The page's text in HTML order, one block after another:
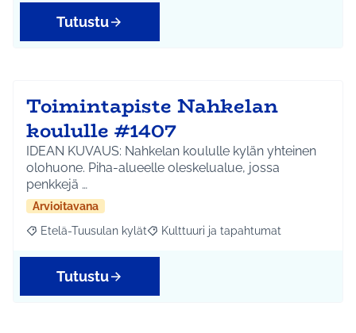
Tutustu
Toimintapiste Nahkelan
koululle #1407
IDEAN KUVAUS: Nahkelan koululle kylän yhteinen
olohuone. Piha-alueelle oleskelualue, jossa
penkkejä …
Arvioitavana
Rajaa tulokset aihepiirin mukaan: Etelä-Tuusulan kylät
Etelä-Tuusulan kylät Rajaa tulokset teeman mukaan:
Kulttuuri ja tapahtumat
Tutustu